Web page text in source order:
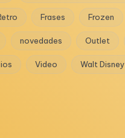
Frases Frozen
novedades Outlet
Video Walt Disney